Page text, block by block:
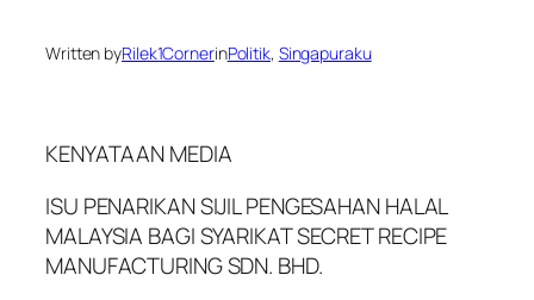
Written byRilek1CornerinPolitik, Singapuraku
KENYATAAN MEDIA
ISU PENARIKAN SIJIL PENGESAHAN HALAL
MALAYSIA BAGI SYARIKAT SECRET RECIPE
MANUFACTURING SDN. BHD.